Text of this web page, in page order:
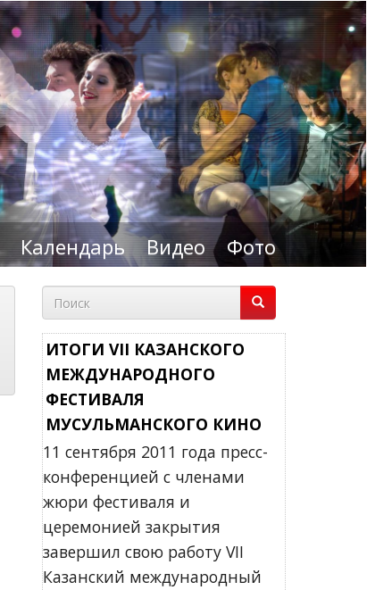
Календарь Видео Фото
Форма
поиска
Поиск
ИТОГИ VII КАЗАНСКОГО
МЕЖДУНАРОДНОГО
ФЕСТИВАЛЯ
МУСУЛЬМАНСКОГО КИНО
11 сентября 2011 года пресс-
конференцией с членами
жюри фестиваля и
церемонией закрытия
завершил свою работу VII
Казанский международный